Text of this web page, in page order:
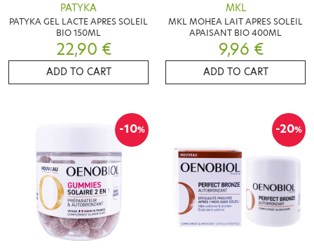
PATYKA
PATYKA GEL LACTE APRES SOLEIL
BIO 150ML
22,90 €
ADD TO CART
MKL
MKL MOHEA LAIT APRES SOLEIL
APAISANT BIO 400ML
9,96 €
ADD TO CART
-10% -20%